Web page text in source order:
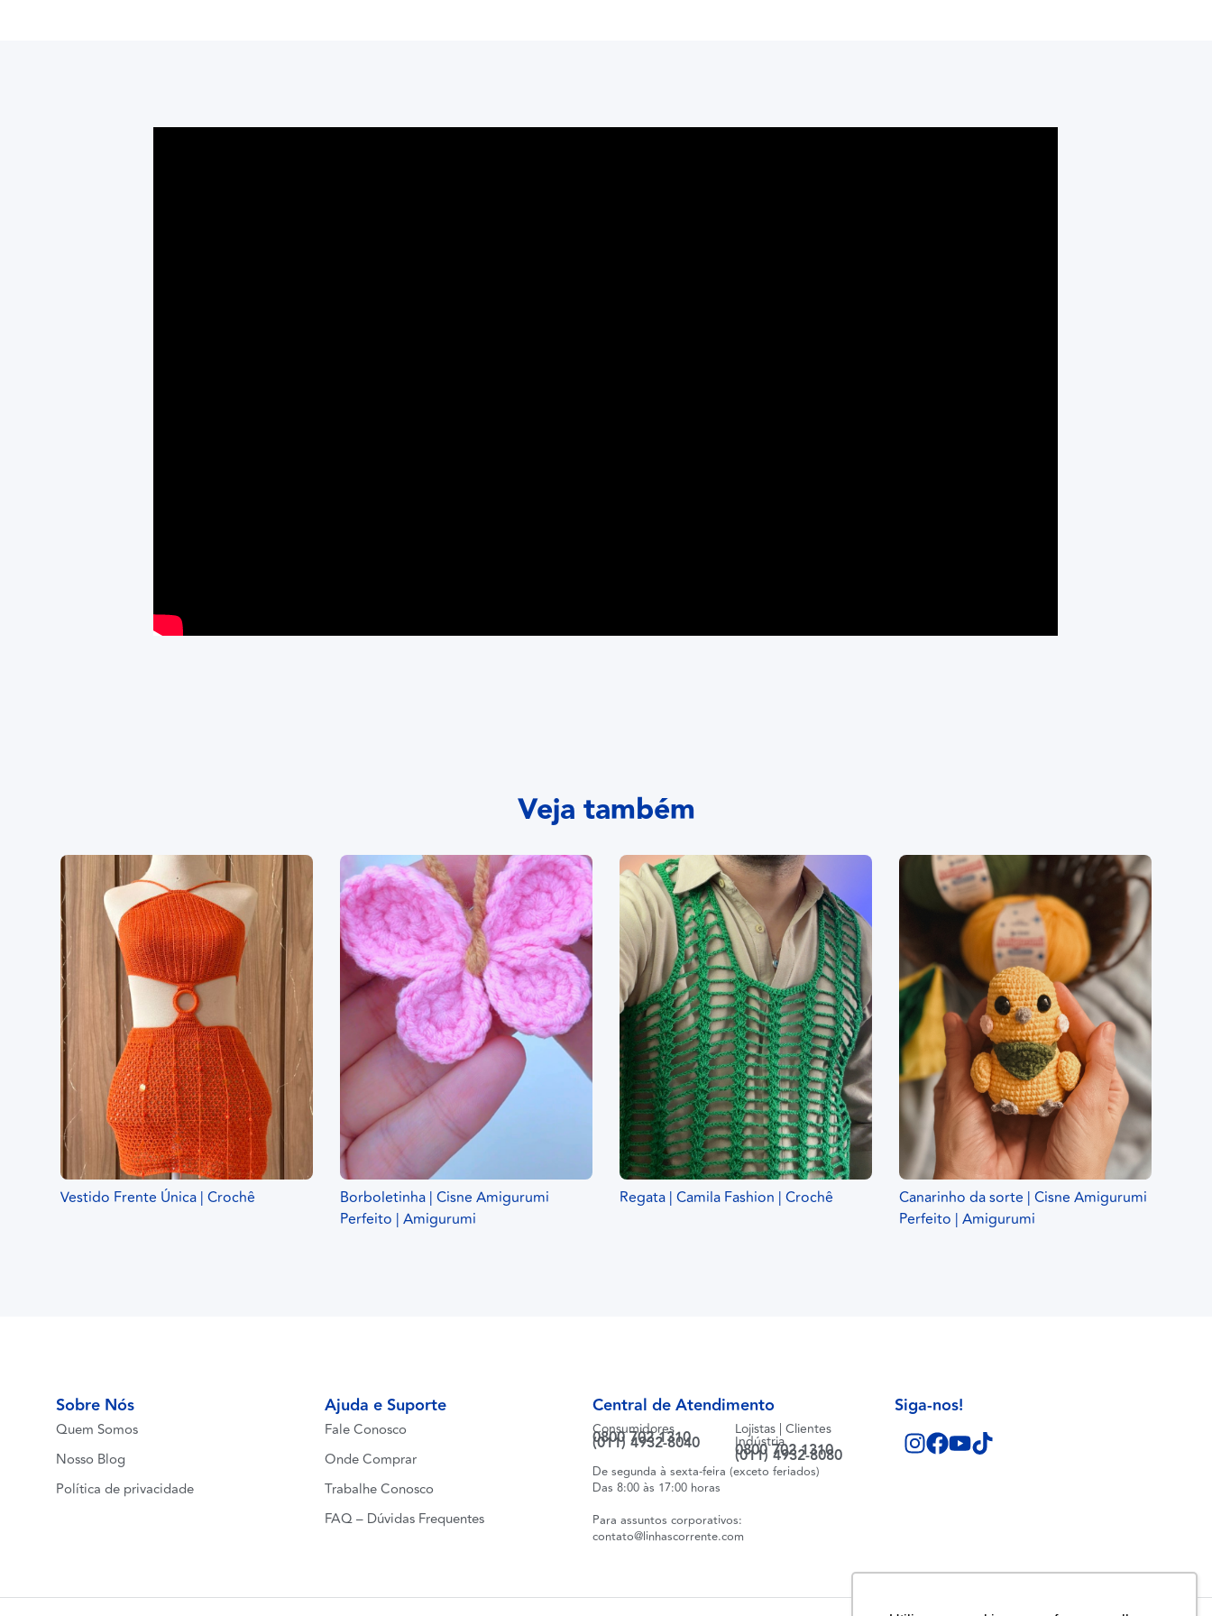
Veja também
Vestido Frente Única | Crochê
Borboletinha | Cisne Amigurumi
Perfeito | Amigurumi
Regata | Camila Fashion | Crochê
Canarinho da sorte | Cisne Amigurumi
Perfeito | Amigurumi
Sobre Nós
Quem Somos
Nosso Blog
Política de privacidade
Ajuda e Suporte
Fale Conosco
Onde Comprar
Trabalhe Conosco
FAQ – Dúvidas Frequentes
Central de Atendimento
Consumidores
0800 702 1310
(011) 4932-8040
Lojistas | Clientes
Indústria
0800 702 1310
(011) 4932-8080
De segunda à sexta-feira (exceto feriados)
Das 8:00 às 17:00 horas
Para assuntos corporativos:
contato@linhascorrente.com
Siga-nos!